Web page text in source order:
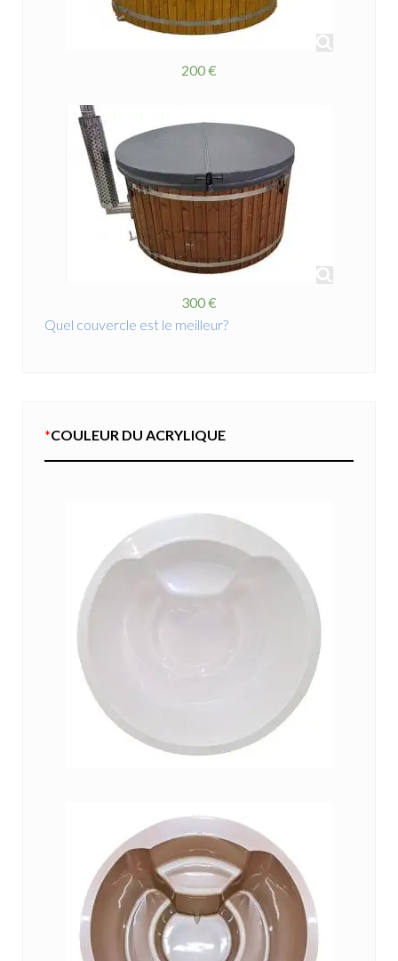
200 €
300 €
Quel couvercle est le meilleur?
*COULEUR DU ACRYLIQUE